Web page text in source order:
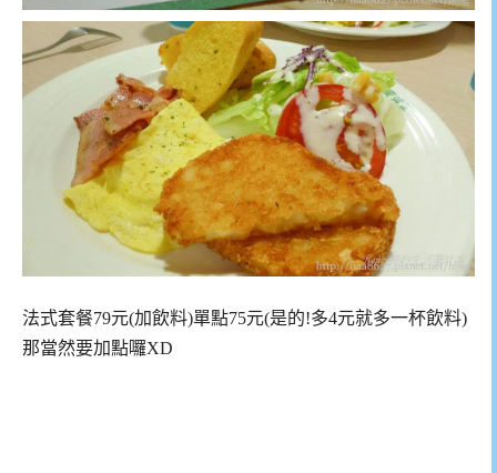
法式套餐79元(加飲料)單點75元(是的!多4元就多一杯飲料)
那當然要加點囉XD